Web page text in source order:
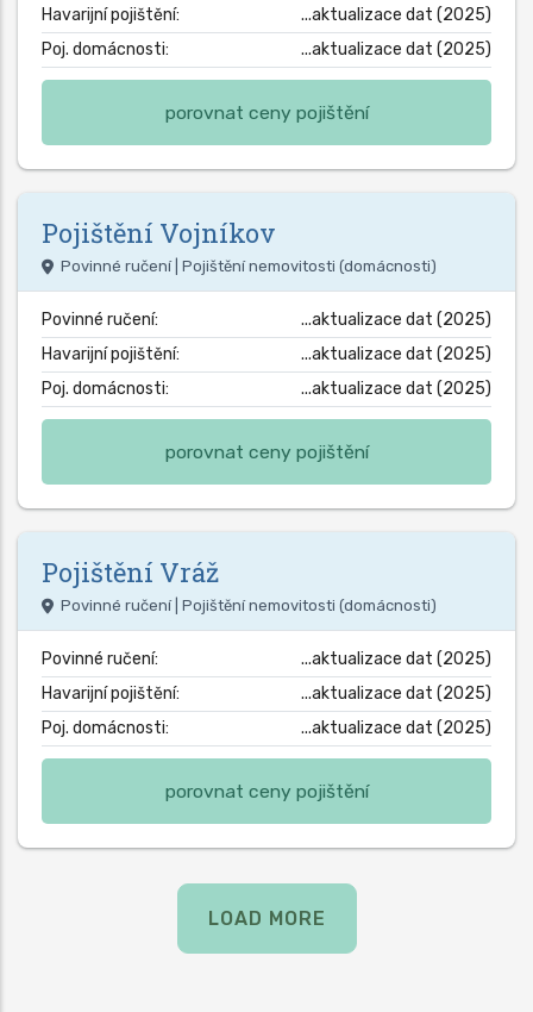
Havarijní pojištění:
...aktualizace dat (2025)
Poj. domácnosti:
...aktualizace dat (2025)
porovnat ceny pojištění
Pojištění Vojníkov
Povinné ručení | Pojištění nemovitosti (domácnosti)
Povinné ručení:
...aktualizace dat (2025)
Havarijní pojištění:
...aktualizace dat (2025)
Poj. domácnosti:
...aktualizace dat (2025)
porovnat ceny pojištění
Pojištění Vráž
Povinné ručení | Pojištění nemovitosti (domácnosti)
Povinné ručení:
...aktualizace dat (2025)
Havarijní pojištění:
...aktualizace dat (2025)
Poj. domácnosti:
...aktualizace dat (2025)
porovnat ceny pojištění
LOAD MORE